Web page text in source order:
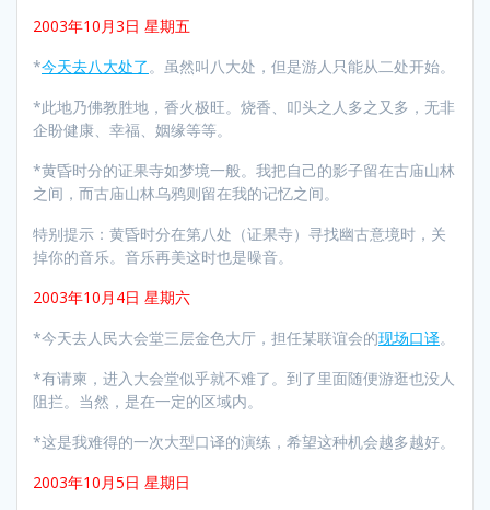
2003年10月3日 星期五
*今天去八大处了 。虽然叫八大处，但是游人只能从二处开始。
*此地乃佛教胜地，香火极旺。烧香、叩头之人多之又多，无非
企盼健康、幸福、姻缘等等。
*黄昏时分的证果寺如梦境一般。我把自己的影子留在古庙山林
之间，而古庙山林乌鸦则留在我的记忆之间。
特别提示：黄昏时分在第八处（证果寺）寻找幽古意境时，关
掉你的音乐。音乐再美这时也是噪音。
2003年10月4日 星期六
*今天去人民大会堂三层金色大厅，担任某联谊会的现场口译。
*有请柬，进入大会堂似乎就不难了。到了里面随便游逛也没人
阻拦。当然，是在一定的区域内。
*这是我难得的一次大型口译的演练，希望这种机会越多越好。
2003年10月5日 星期日